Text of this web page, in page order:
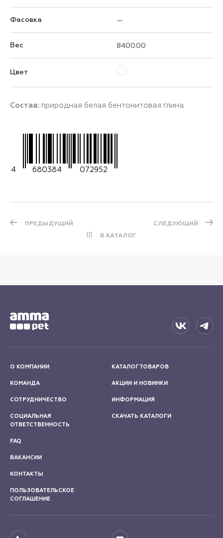
Фасовка —
Вес 8400.00
Цвет
Состав: природная белая бентонитовая глина
4 680384 072952
ПРЕДЫДУЩИЙ
В КАТАЛОГ
СЛЕДУЮЩИЙ
О КОМПАНИИ
КОМАНДА
СОТРУДНИЧЕСТВО
СОЦИАЛЬНАЯ
ОТВЕТСТВЕННОСТЬ
КАТАЛОГ ТОВАРОВ
АКЦИИ И НОВИНКИ
ИНФОРМАЦИЯ
СКАЧАТЬ КАТАЛОГИ
FAQ
ВАКАНСИИ
КОНТАКТЫ
ПОЛЬЗОВАТЕЛЬСКОЕ
СОГЛАШЕНИЕ